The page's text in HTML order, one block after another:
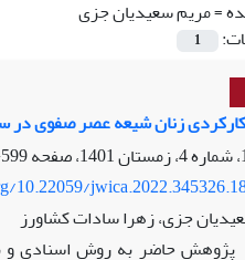
=مریم سعیدیان جزی
1
زنان شیعه عصر صفوی در
599-626
10.22059/
جزی، زهرا سادات کشاورز
پژوهش حاضر به روش اسنادی و